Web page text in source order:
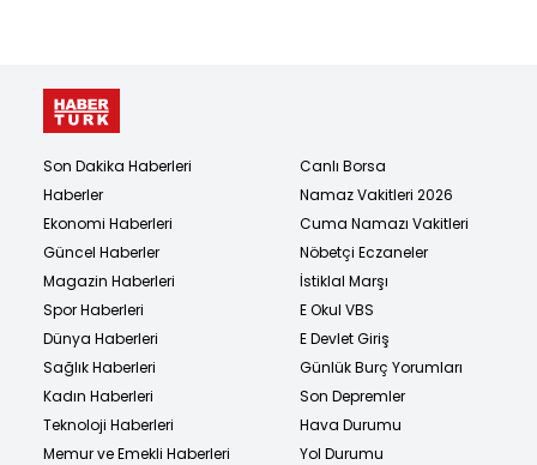
Son Dakika Haberleri
Haberler
Ekonomi Haberleri
Güncel Haberler
Magazin Haberleri
Spor Haberleri
Dünya Haberleri
Sağlık Haberleri
Kadın Haberleri
Teknoloji Haberleri
Memur ve Emekli Haberleri
Canlı Borsa
Namaz Vakitleri 2026
Cuma Namazı Vakitleri
Nöbetçi Eczaneler
İstiklal Marşı
E Okul VBS
E Devlet Giriş
Günlük Burç Yorumları
Son Depremler
Hava Durumu
Yol Durumu